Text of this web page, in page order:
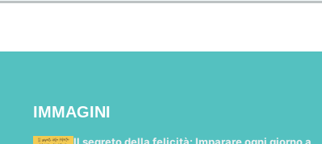
IMMAGINI
Il segreto della felicità: Imparare ogni giorno a